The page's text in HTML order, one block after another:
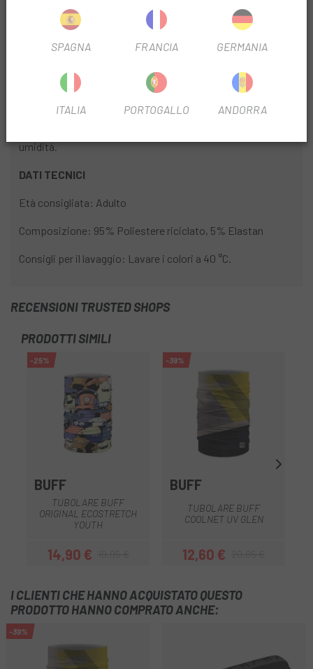
Tessuto che allontana l'umidità.
Massima elasticità e comfort senza cuciture per
Protezione solare certificata UPF 50. Massima protezione
umidità.
DATI TECNICI
Età consigliata: Adulto
Composizione: 95% Poliestere riciclato, 5% Elastan
Consigli per il lavaggio: Lavare i colori a 40 °C.
RECENSIONI TRUSTED SHOPS
PRODOTTI SIMILI
-25%
BUFF
TUBOLARE BUFF
ORIGINAL ECOSTRETCH
YOUTH
Prezzo
14,90 €Prezzo base
-39%
BUFF
TUBOLARE BUFF
COOLNET UV GLEN
Prezzo
12,60 €Prezzo base
I CLIENTI CHE HANNO ACQUISTATO QUESTO
PRODOTTO HANNO COMPRATO ANCHE:
-39%
SPAGNA FRANCIA GERMANIA
ITALIA PORTOGALLO ANDORRA